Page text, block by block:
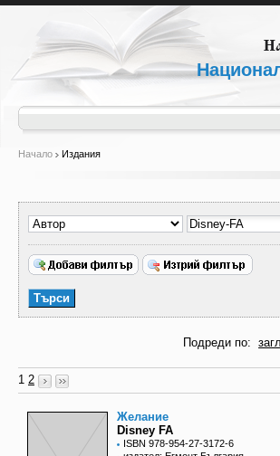
Начало Издания
Подреди по:
1 2
Желание
Disney FA
ISBN 978-954-27-3172-6